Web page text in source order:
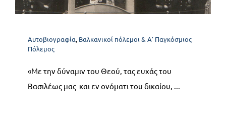
1912
Πόλεμος
Αυτοβιογραφία, Βαλκανικοί πόλεμοι & Α' Παγκόσμιος
Πόλεμος
«Με την δύναμιν του Θεού, τας ευχάς του
Βασιλέως μας και εν ονόματι του δικαίου, ...